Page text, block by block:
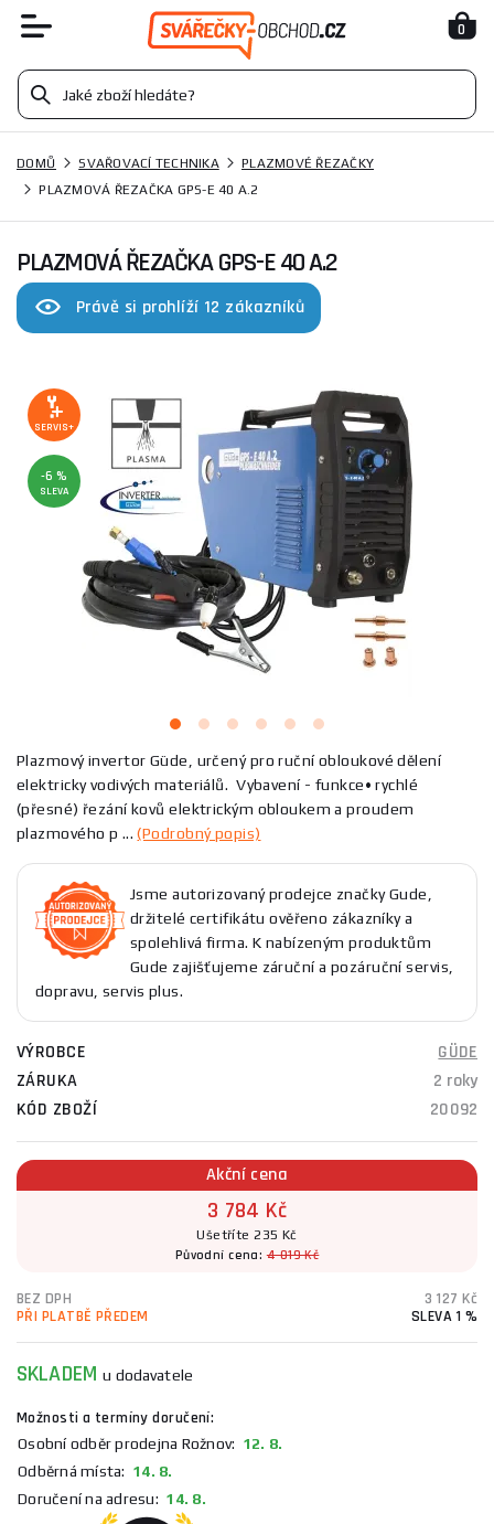
0
DOMŮ SVAŘOVACÍ TECHNIKA
PLAZMOVÉ ŘEZAČKY
PLAZMOVÁ ŘEZAČKA GPS-E 40 A.2
PLAZMOVÁ ŘEZAČKA GPS-E 40 A.2
Právě si prohlíží 12 zákazníků
SERVIS+
-6 %
SLEVA
Plazmový invertor Güde, určený pro ruční obloukové dělení
elektricky vodivých materiálů. Vybavení - funkce• rychlé
(přesné) řezání kovů elektrickým obloukem a proudem
plazmového p ...(Podrobný popis)
Jsme autorizovaný prodejce značky Gude,
držitelé certifikátu ověřeno zákazníky a
spolehlivá firma. K nabízeným produktům
Gude zajišťujeme záruční a pozáruční servis,
dopravu, servis plus.
VÝROBCE
GÜDE
ZÁRUKA
2 roky
KÓD ZBOŽÍ
20092
Akční cena
3 784 Kč
Ušetříte 235 Kč
Původní cena:4 019 Kč
BEZ DPH
3 127 Kč
PŘI PLATBĚ PŘEDEM
SLEVA 1 %
SKLADEMu dodavatele
Možnosti a termíny doručení:
Osobní odběr prodejna Rožnov: 12. 8.
Odběrná místa: 14. 8.
Doručení na adresu: 14. 8.